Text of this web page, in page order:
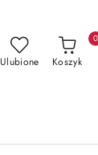
Ulubione Koszyk
0